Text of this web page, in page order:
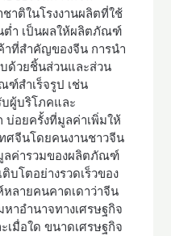
าติในโรงงานผลิตที่ใช้
ต่ำ เป็นผลให้ผลิตภัณฑ์
ที่สำคัญของจีน การนำ
ด้วยชิ้นส่วนและส่วน
สำเร็จรูป เช่น
ผู้บริโภคและ
บ่อยครั้งที่มูลค่าเพิ่มให้
ศจีนโดยคนงานชาวจีน
ลค่ารวมของผลิตภัณฑ์
บโตอย่างรวดเร็วของ
หลายคนคาดเดาว่าจีน
าอำนาจทางเศรษฐกิจ
มื่อใด ขนาดเศรษฐกิจ